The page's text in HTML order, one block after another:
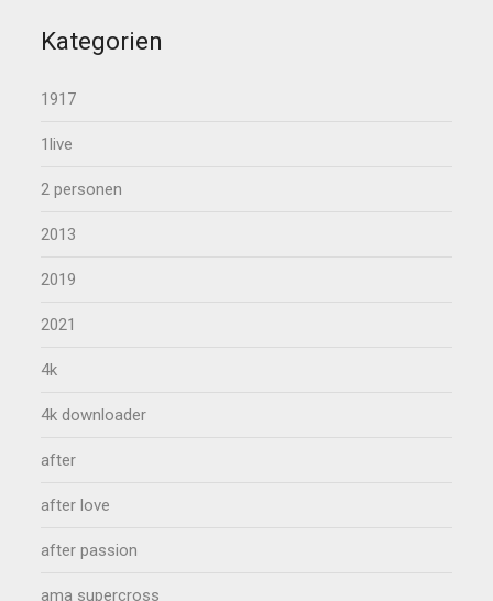
Kategorien
1917
1live
2 personen
2013
2019
2021
4k
4k downloader
after
after love
after passion
ama supercross